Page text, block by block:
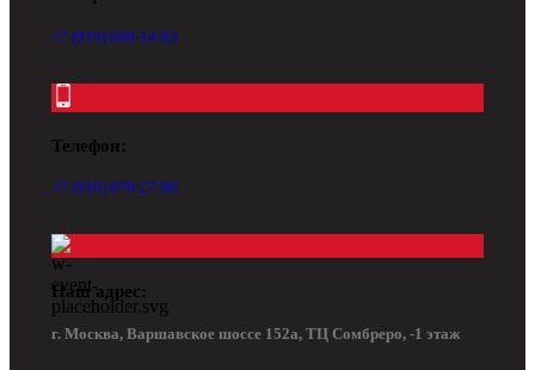
+7 (916) 669-14-83
Телефон:
+7 (916) 078-27-90
Наш адрес:
г. Москва, Варшавское шоссе 152а, ТЦ Сомбреро, -1 этаж